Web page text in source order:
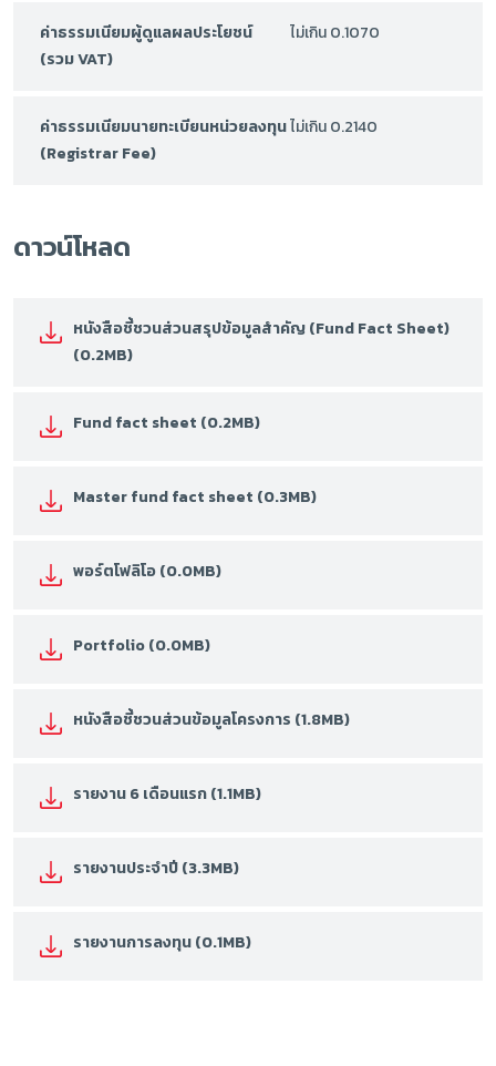
ค่าธรรมเนียมผู้ดูแลผลประโยชน์
(รวม VAT)
ไม่เกิน 0.1070
ค่าธรรมเนียมนายทะเบียนหน่วยลงทุน
(Registrar Fee)
ไม่เกิน 0.2140
ดาวน์โหลด
หนังสือชี้ชวนส่วนสรุปข้อมูลสำคัญ (Fund Fact Sheet)
(0.2MB)
Fund fact sheet (0.2MB)
Master fund fact sheet (0.3MB)
พอร์ตโฟลิโอ (0.0MB)
Portfolio (0.0MB)
หนังสือชี้ชวนส่วนข้อมูลโครงการ (1.8MB)
รายงาน 6 เดือนแรก (1.1MB)
รายงานประจำปี (3.3MB)
รายงานการลงทุน (0.1MB)